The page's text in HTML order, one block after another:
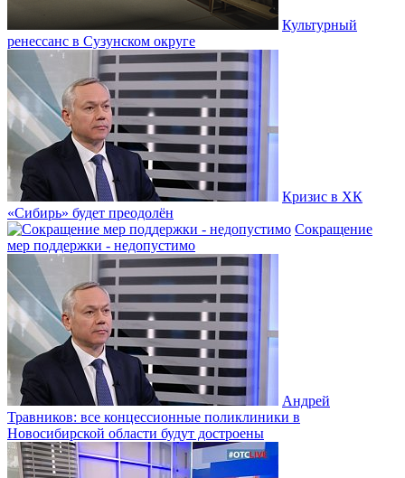
Культурный
ренессанс в Сузунском округе
Кризис в ХК
«Сибирь» будет преодолён
Сокращение
мер поддержки - недопустимо
Андрей
Травников: все концессионные поликлиники в
Новосибирской области будут достроены